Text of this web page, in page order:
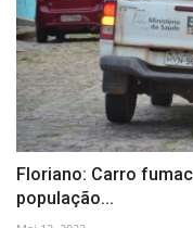
Floriano: Carro
população...